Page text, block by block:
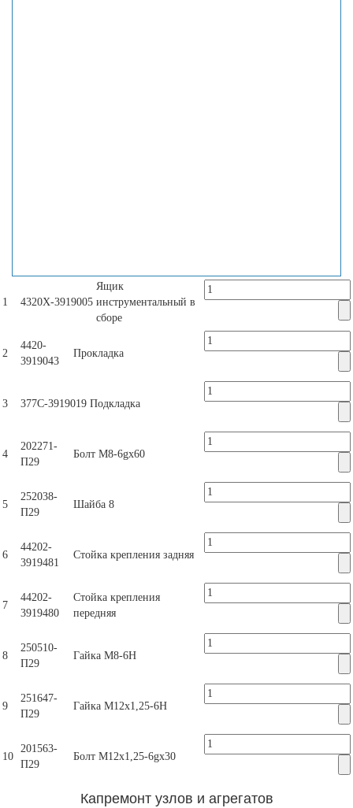
1 4320Х-3919005
Ящик
инструментальный в
сборе
2
4420-
3919043
Прокладка
3 377С-3919019 Подкладка
4
202271-
П29
Болт М8-6gх60
5
252038-
П29
Шайба 8
6
44202-
3919481
Стойка крепления задняя
7
44202-
3919480
Стойка крепления
передняя
8
250510-
П29
Гайка М8-6Н
9
251647-
П29
Гайка М12х1,25-6Н
10
201563-
П29
Болт М12х1,25-6gх30
Капремонт узлов и агрегатов